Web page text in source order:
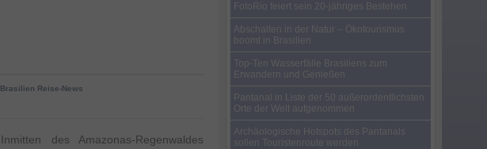
Brasilien Reise-News
Inmitten des Amazonas-Regenwaldes
FotoRio feiert sein 20-jähriges Bestehen
Abschalten in der Natur – Ökotourismus
boomt in Brasilien
Top-Ten Wasserfälle Brasiliens zum
Erwandern und Genießen
Pantanal in Liste der 50 außerordentlichsten
Orte der Welt aufgenommen
Archäologische Hotspots des Pantanals
sollen Touristenroute werden